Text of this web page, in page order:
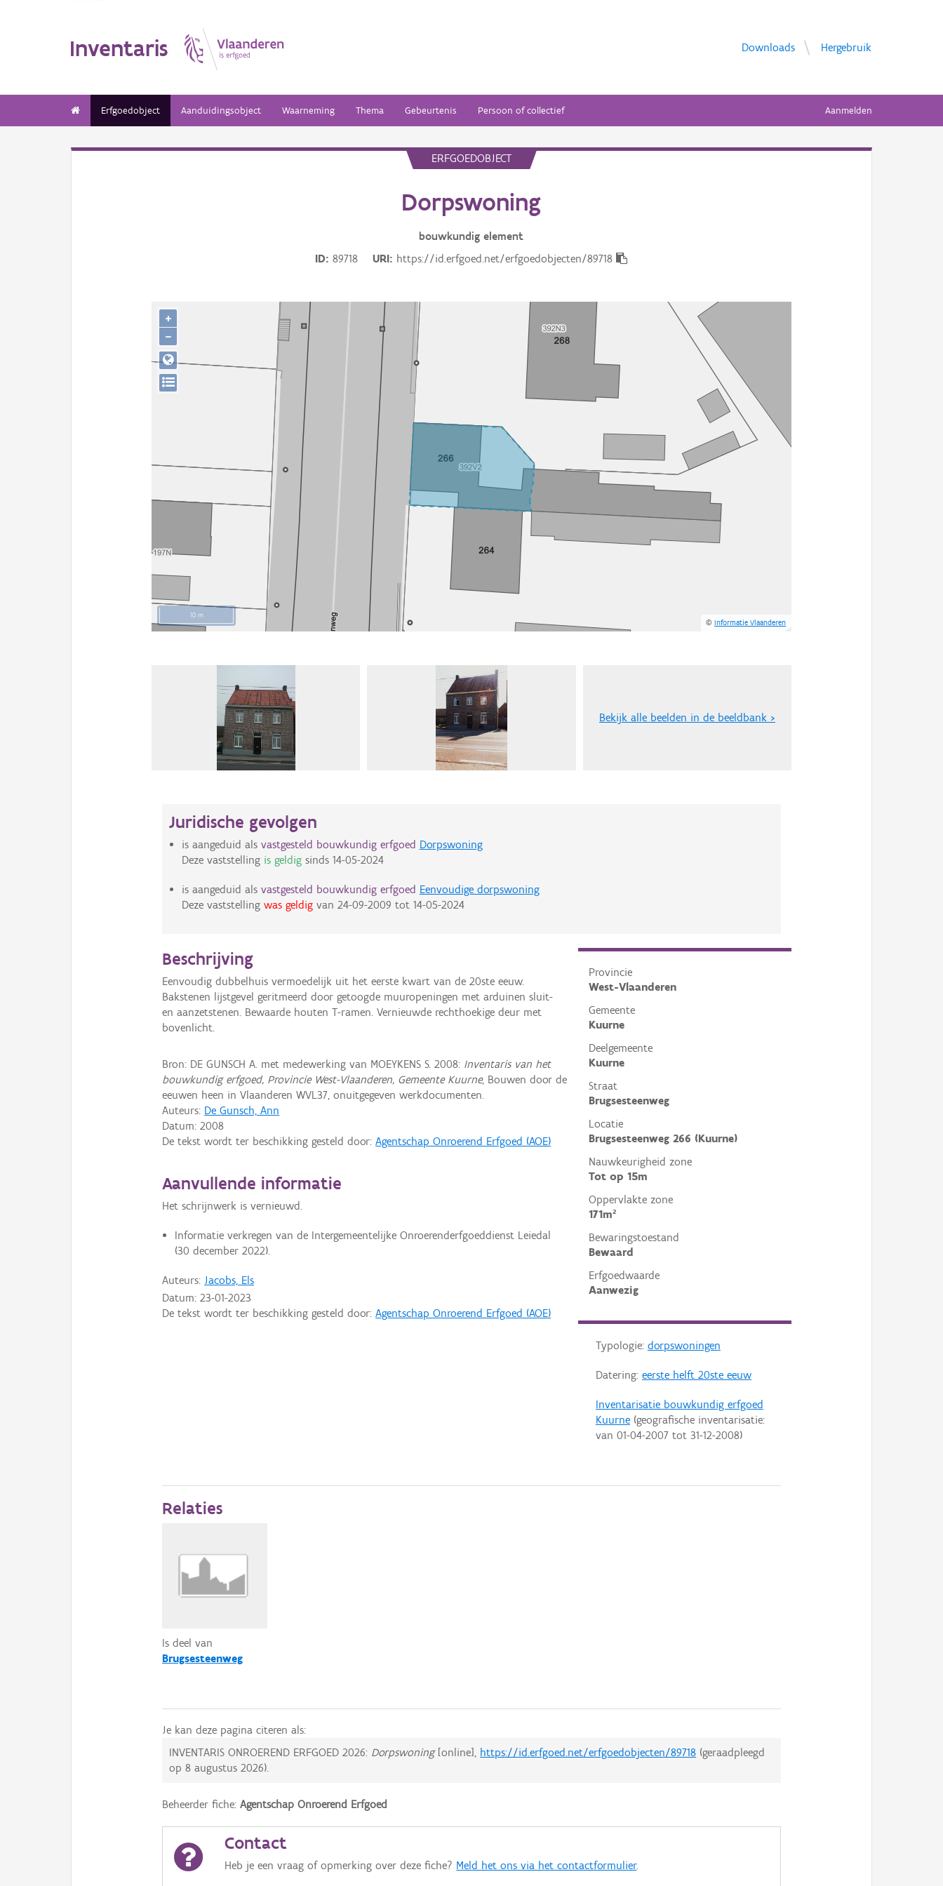
Inventaris Downloads Hergebruik
Erfgoedobject Aanduidingsobject Waarneming Thema Gebeurtenis Persoon of collectief Aanmelden
ERFGOEDOBJECT
Dorpswoning
bouwkundig element
ID
89718 URI https://id.erfgoed.net/erfgoedobjecten/89718
10 m
©Informatie Vlaanderen
+
−
Bekijk alle beelden in de beeldbank >
Juridische gevolgen
is aangeduid als vastgesteld bouwkundig erfgoed Dorpswoning
Deze vaststelling is geldigsinds 14-05-2024
is aangeduid als vastgesteld bouwkundig erfgoed Eenvoudige dorpswoning
Deze vaststelling was geldigvan 24-09-2009 tot 14-05-2024
Provincie
West-Vlaanderen
Gemeente
Kuurne
Deelgemeente
Kuurne
Straat
Brugsesteenweg
Locatie
Brugsesteenweg 266 (Kuurne)
Nauwkeurigheid zone
Tot op 15m
Oppervlakte zone
171m²
Bewaringstoestand
Bewaard
Erfgoedwaarde
Aanwezig
Typologie: dorpswoningen
Datering: eerste helft 20ste eeuw
Inventarisatie bouwkundig erfgoed
Kuurne(geografische inventarisatie:
van 01-04-2007tot 31-12-2008)
Beschrijving
Eenvoudig dubbelhuis vermoedelijk uit het eerste kwart van de 20ste eeuw.
Bakstenen lijstgevel geritmeerd door getoogde muuropeningen met arduinen sluit-
en aanzetstenen. Bewaarde houten T-ramen. Vernieuwde rechthoekige deur met
bovenlicht.
Bron: DE GUNSCH A. met medewerking van MOEYKENS S. 2008: Inventaris van het
bouwkundig erfgoed, Provincie West-Vlaanderen, Gemeente Kuurne, Bouwen door de
eeuwen heen in Vlaanderen WVL37, onuitgegeven werkdocumenten.
Auteurs: De Gunsch, Ann
Datum:2008
De tekst wordt ter beschikking gesteld door:Agentschap Onroerend Erfgoed (AOE)
Aanvullende informatie
Het schrijnwerk is vernieuwd.
Informatie verkregen van de Intergemeentelijke Onroerenderfgoeddienst Leiedal
(30 december 2022).
Auteurs: Jacobs, Els
Datum:23-01-2023
De tekst wordt ter beschikking gesteld door:Agentschap Onroerend Erfgoed (AOE)
Relaties
Is deel van
Brugsesteenweg
Je kan deze pagina citeren als:
INVENTARIS ONROEREND ERFGOED 2026: Dorpswoning[online], https://id.erfgoed.net/erfgoedobjecten/89718 (geraadpleegd
op8 augustus 2026).
Beheerder fiche:Agentschap Onroerend Erfgoed
Contact
Heb je een vraag of opmerking over deze fiche? Meld het ons via het contactformulier.